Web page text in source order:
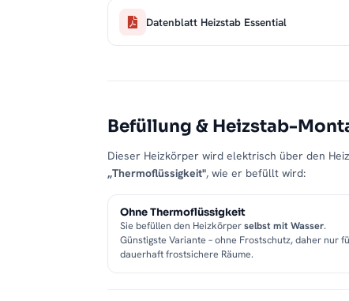
Datenblatt Heizstab Essential
Befüllung & Heizstab-
Dieser Heizkörper wird elektrisch über den
„Thermoflüssigkeit", wie er befüllt wird:
Ohne Thermoflüssigkeit
Sie befüllen den Heizkörperselbst mit Wasser.
Günstigste Variante – ohne Frostschutz, daher nur
dauerhaft frostsichere Räume.